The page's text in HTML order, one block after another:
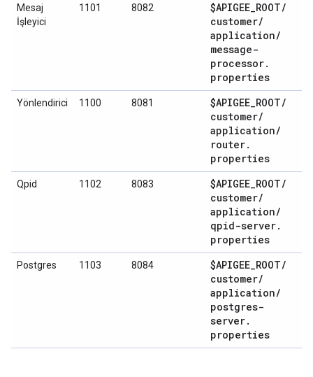
Mesaj
İşleyici
1101 8082 $APIGEE_ROOT/
customer/
application/
message-
processor.
properties
Yönlendirici 1100 8081 $APIGEE_ROOT/
customer/
application/
router.
properties
Qpid 1102 8083 $APIGEE_ROOT/
customer/
application/
qpid-server.
properties
Postgres 1103 8084 $APIGEE_ROOT/
customer/
application/
postgres-
server.
properties